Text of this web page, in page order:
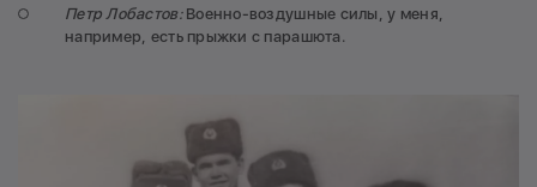
Петр Лобастов:Военно-воздушные силы, у меня,
например, есть прыжки с парашюта.